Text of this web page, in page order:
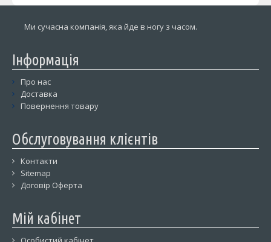
Ми сучасна компанія, яка йде в ногу з часом.
Інформація
Про нас
Доставка
Повернення товару
Обслуговування клієнтів
Контакти
Sitemap
Договір Оферта
Мій кабінет